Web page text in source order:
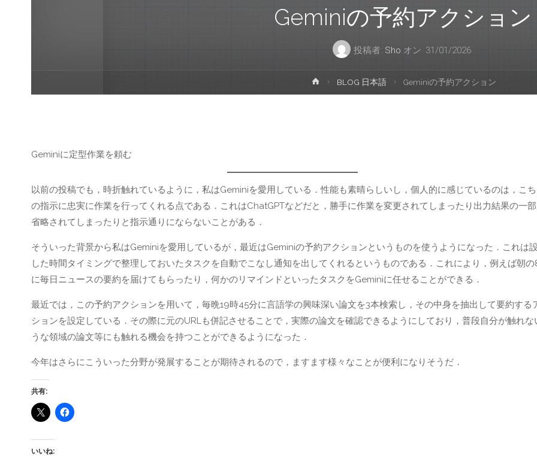
Geminiの予約アクション
投稿者: Sho オン 31/01/2026
ホ
ー
BLOG 日本語 Geminiの予約アクション
Geminiに定型作業を頼む
以前の投稿でも，時折触れているように，私はGeminiを愛用している．性能も素晴らしいし，個人的に感じているのは，こ
の指示に忠実に作業を行ってくれる点である．これはChatGPTなどだと，勝手に作業を変更されてしまったり出力結果の一
省略されてしまったりと指示通りにならないことがある．
そういった背景から私はGeminiを愛用しているが，最近はGeminiの予約アクションというものを使うようになった．これは
した時間タイミングで整理しておいたタスクを自動でこなし通知を出してくれるというものである．これにより，例えば朝の
に毎日ニュースの要約を届けてもらったり，何かのリマインドといったタスクをGeminiに任せることができる．
最近では，この予約アクションを用いて，毎晩19時45分に言語学の興味深い論文を3本検索し，その中身を抽出して要約する
ションを設定している．その際に元のURLも併記させることで，実際の論文を確認できるようにしており，普段自分が触れな
うな領域の論文等にも触れる機会を持つことができるようになった．
今年はさらにこういった分野が発展することが期待されるので，ますます様々なことが便利になりそうだ．
共有:
いいね: